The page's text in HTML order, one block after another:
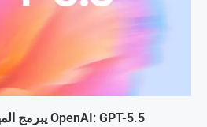
OpenAI: GPT-5.5 يبرمج المهام بذكاء متطور